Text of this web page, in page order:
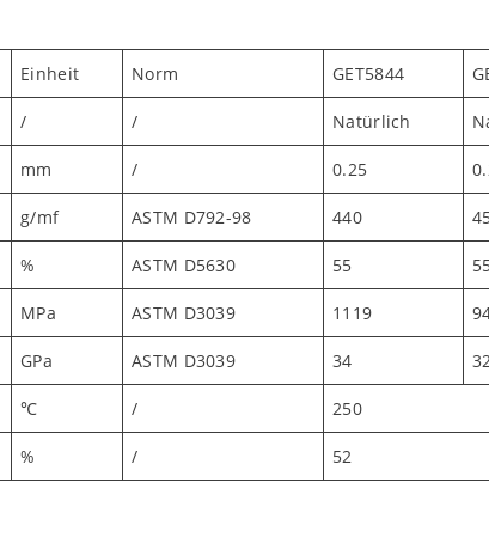
Einheit Norm GET5844
/ / Natürlich
mm / 0.25
g/mf ASTM D792-98 440
% ASTM D5630 55
MPa ASTM D3039 1119
GPa ASTM D3039 34
℃ / 250
% / 52